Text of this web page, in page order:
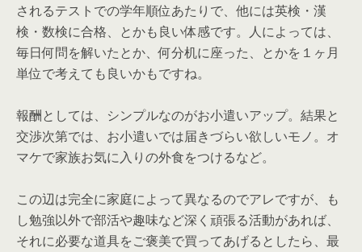
されるテストでの学年順位あたりで、他には英検・漢
検・数検に合格、とかも良い体感です。人によっては、
毎日何問を解いたとか、何分机に座った、とかを１ヶ月
単位で考えても良いかもですね。
報酬としては、シンプルなのがお小遣いアップ。結果と
交渉次第では、お小遣いでは届きづらい欲しいモノ。オ
マケで家族お気に入りの外食をつけるなど。
この辺は完全に家庭によって異なるのでアレですが、も
し勉強以外で部活や趣味など深く頑張る活動があれば、
それに必要な道具をご褒美で買ってあげるとしたら、最